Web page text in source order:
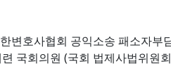
변호사협회 공익소송 패소자부
국회의원 (국회 법제사법위원